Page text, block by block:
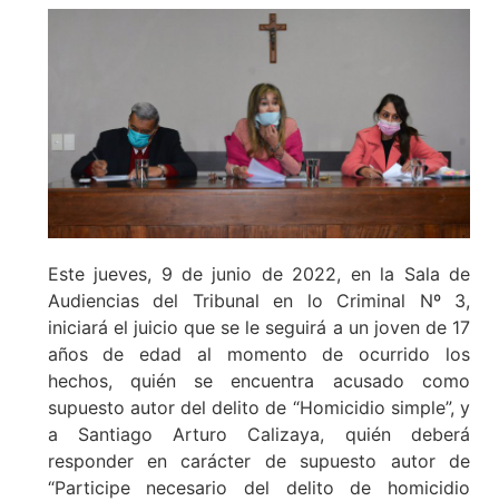
Este jueves, 9 de junio de 2022, en la Sala de
Audiencias del Tribunal en lo Criminal Nº 3,
iniciará el juicio que se le seguirá a un joven de 17
años de edad al momento de ocurrido los
hechos, quién se encuentra acusado como
supuesto autor del delito de “Homicidio simple”, y
a Santiago Arturo Calizaya, quién deberá
responder en carácter de supuesto autor de
“Participe necesario del delito de homicidio